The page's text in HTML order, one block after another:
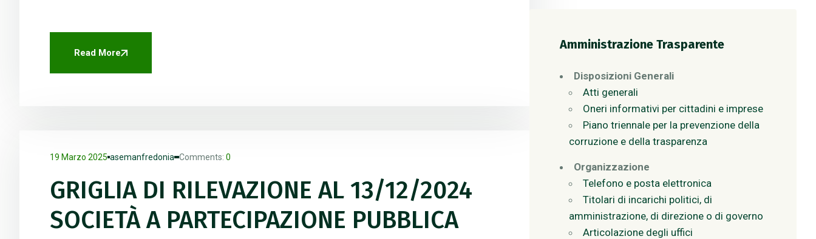
Read More
19 Marzo 2025 asemanfredonia Comments: 0
GRIGLIA DI RILEVAZIONE AL 13/12/2024
SOCIETÀ A PARTECIPAZIONE PUBBLICA
Amministrazione Trasparente
Disposizioni Generali
Atti generali
Oneri informativi per cittadini e imprese
Piano triennale per la prevenzione della
corruzione e della trasparenza
Organizzazione
Telefono e posta elettronica
Titolari di incarichi politici, di
amministrazione, di direzione o di governo
Articolazione degli uffici